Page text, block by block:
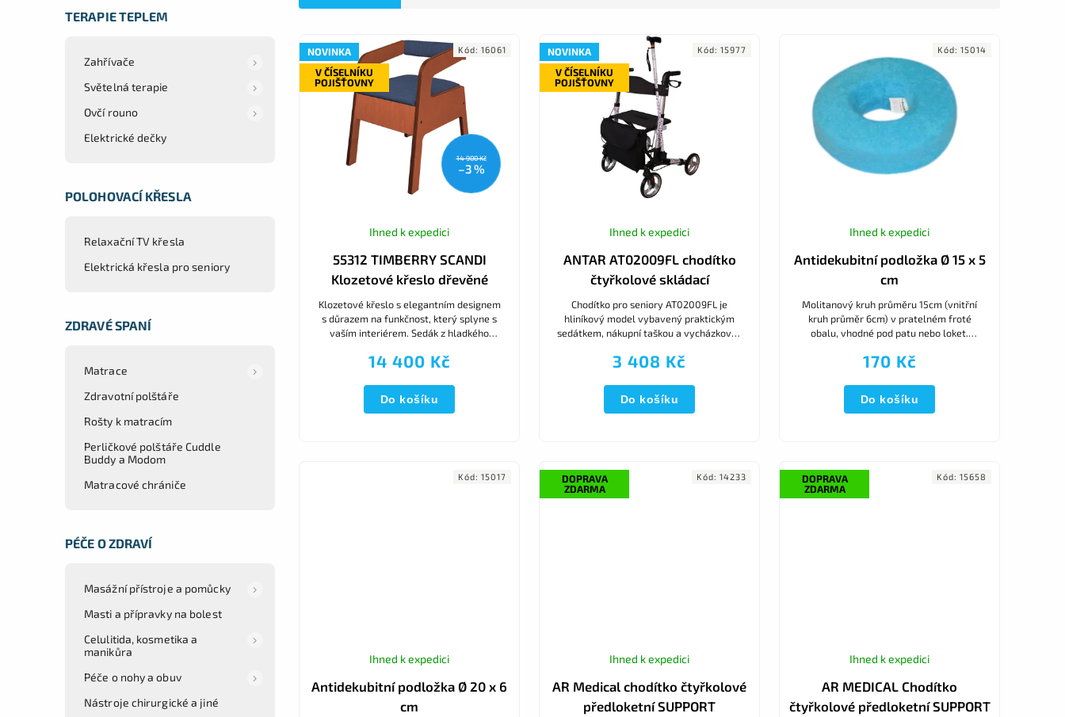
TERAPIE TEPLEM
Zahřívače
Světelná terapie
Ovčí rouno
Elektrické dečky
POLOHOVACÍ KŘESLA
Relaxační TV křesla
Elektrická křesla pro seniory
ZDRAVÉ SPANÍ
Matrace
Zdravotní polštáře
Rošty k matracím
Perličkové polštáře Cuddle
Buddy a Modom
Matracové chrániče
PÉČE O ZDRAVÍ
Masážní přístroje a pomůcky
Masti a přípravky na bolest
Celulitida, kosmetika a
manikůra
Péče o nohy a obuv
Nástroje chirurgické a jiné
NOVINKA
V ČÍSELNÍKU
POJIŠŤOVNY
14 900 Kč
–3 %
55312 TIMBERRY SCANDI
Klozetové křeslo dřevěné
Ihned k expedici
14 400 Kč
Do košíku
Klozetové křeslo s elegantním designem
s důrazem na funkčnost, který splyne s
vaším interiérem. Sedák z hladkého
se čistí, zatímco...
Kód: 16061
NOVINKA
V ČÍSELNÍKU
POJIŠŤOVNY
ANTAR AT02009FL chodítko
čtyřkolové skládací
Ihned k expedici
3 408 Kč
Do košíku
Chodítko pro seniory AT02009FL je
hliníkový model vybavený praktickým
sedátkem, nákupní taškou a vycházkovou
možnosti nastavení výšky a...
Kód: 15977
Antidekubitní podložka Ø 15 x 5
cm
Ihned k expedici
170 Kč
Do košíku
Molitanový kruh průměru 15cm (vnitřní
kruh průměr 6cm) v pratelném froté
obalu, vhodné pod patu nebo loket.
Kód: 15014
Antidekubitní podložka Ø 20 x 6
cm
Ihned k expedici
Kód: 15017
DOPRAVA
ZDARMA
AR Medical chodítko čtyřkolové
předloketní SUPPORT
Ihned k expedici
Kód: 14233
DOPRAVA
ZDARMA
AR MEDICAL Chodítko
čtyřkolové předloketní SUPPORT
Ihned k expedici
Kód: 15658